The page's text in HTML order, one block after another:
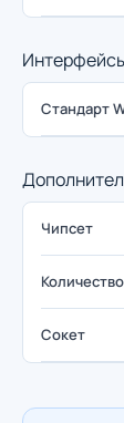
Стандарт
Чипсет
Сокет